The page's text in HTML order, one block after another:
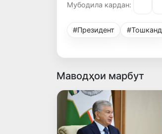
Мубодила кардан:
#Президент #Тошканд
Маводҳои марбут